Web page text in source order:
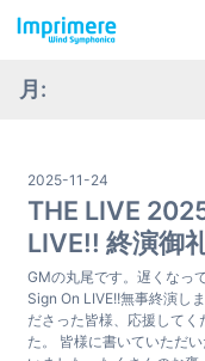
月:
2025-11-24
THE LIVE
LIVE!! 終演御
GMの丸尾です。遅くなっ
Sign On LIVE!!無事終演し
ださった皆様、応援して
た。 皆様に書いていただ